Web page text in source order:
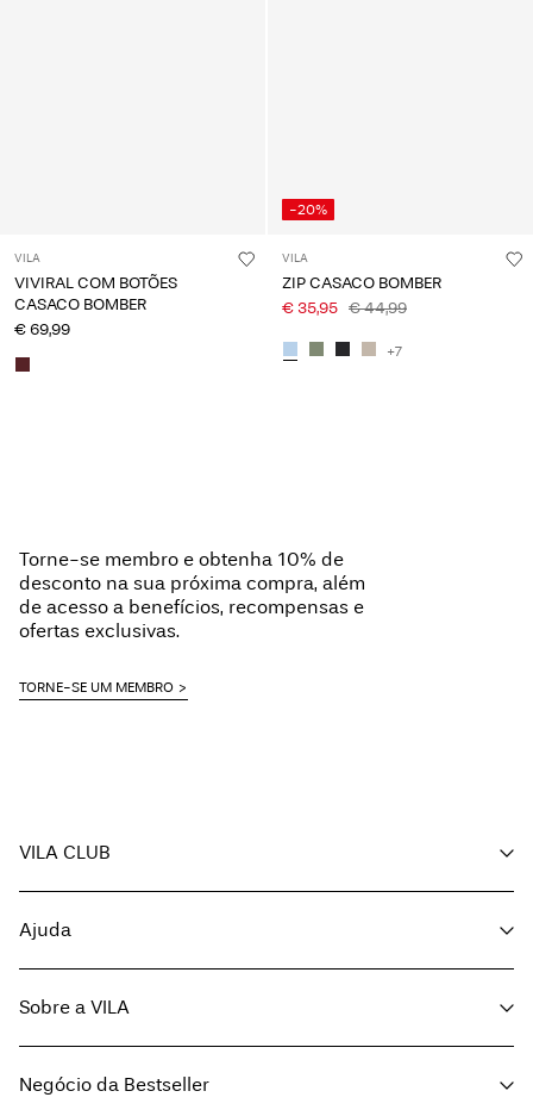
VILA
VIVIRAL COM BOTÕES
CASACO BOMBER
€ 69,99
-20%
VILA
ZIP CASACO BOMBER
€ 35,95 € 44,99
+7
Torne-se membro e obtenha 10% de
desconto na sua próxima compra, além
de acesso a benefícios, recompensas e
ofertas exclusivas.
TORNE-SE UM MEMBRO
VILA CLUB
Acompanhar encomenda
Ajuda
Volte a visitar-nos
Opções de entrega
Guia de tamanhos
Sobre a VILA
Imprensa
Negócio da Bestseller